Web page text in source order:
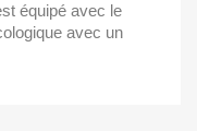
équipé avec le
avec un